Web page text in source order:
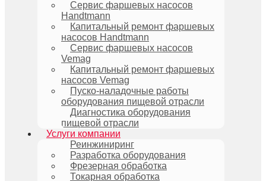
Сервис фаршевых насосов
Handtmann
Капитальный ремонт фаршевых
насосов Handtmann
Сервис фаршевых насосов
Vemag
Капитальный ремонт фаршевых
насосов Vemag
Пуско-наладочные работы
оборудования пищевой отрасли
Диагностика оборудования
пищевой отрасли
Услуги компании
Реинжиниринг
Разработка оборудования
Фрезерная обработка
Токарная обработка